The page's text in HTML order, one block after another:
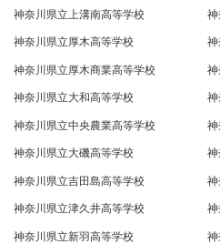
神奈川県立上溝南高等学校
神奈川県立厚木高等学校
神奈川県立厚木商業高等学校
神奈川県立大和高等学校
神奈川県立中央農業高等学校
神奈川県立大磯高等学校
神奈川県立吉田島高等学校
神奈川県立津久井高等学校
神奈川県立新羽高等学校